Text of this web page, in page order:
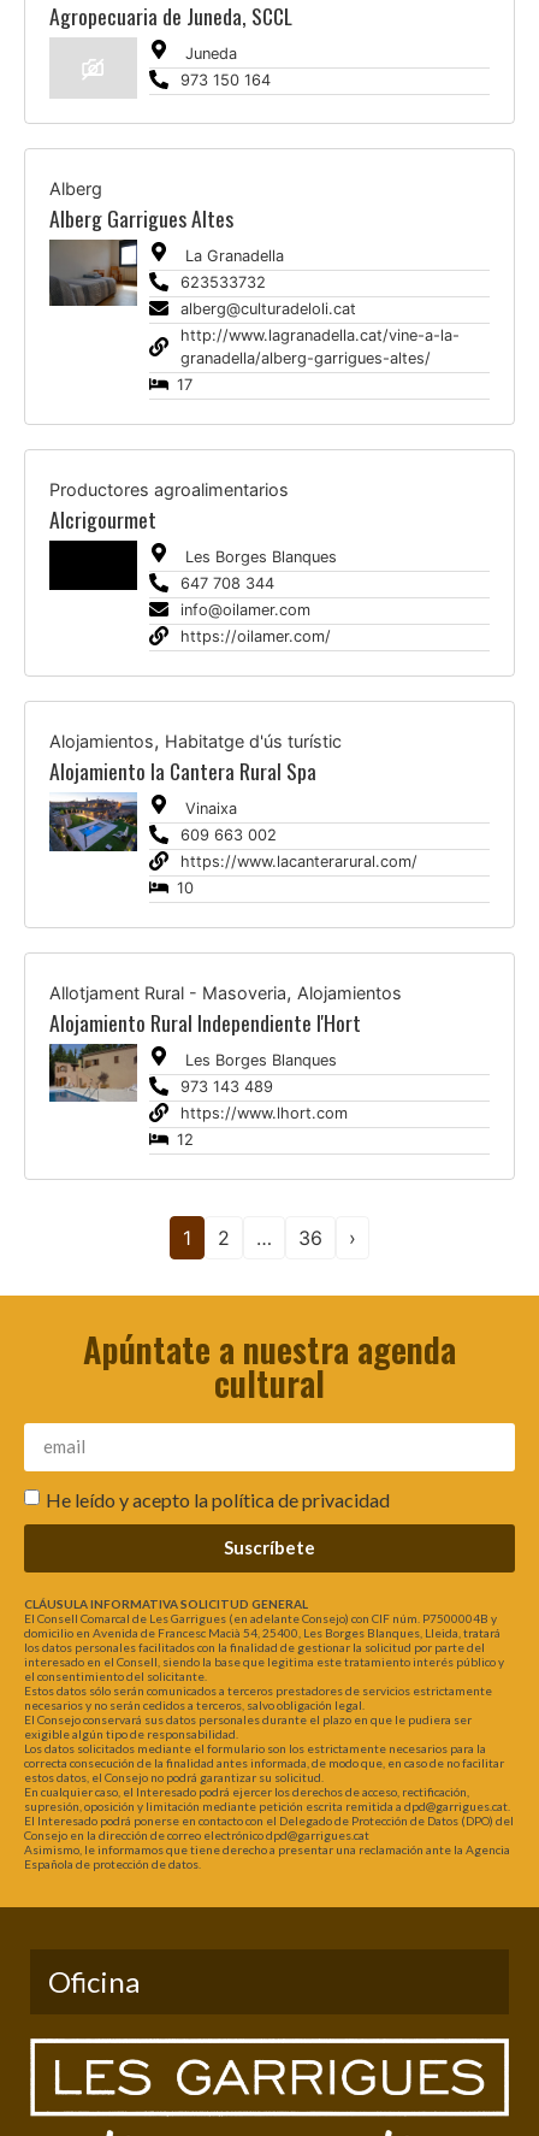
Agropecuaria de Juneda, SCCL
Juneda
973 150 164
Alberg
Alberg Garrigues Altes
La Granadella
623533732
alberg@culturadeloli.cat
http://www.lagranadella.cat/vine-a-la-
granadella/alberg-garrigues-altes/
17
Productores agroalimentarios
Alcrigourmet
Les Borges Blanques
647 708 344
info@oilamer.com
https://oilamer.com/
Alojamientos, Habitatge d'ús turístic
Alojamiento la Cantera Rural Spa
Vinaixa
609 663 002
https://www.lacanterarural.com/
10
Allotjament Rural - Masoveria, Alojamientos
Alojamiento Rural Independiente l'Hort
Les Borges Blanques
973 143 489
https://www.lhort.com
12
1 2 … 36 ›
Apúntate a nuestra agenda
cultural
He leído y acepto lapolítica de privacidad
Suscríbete
CLÁUSULA INFORMATIVA SOLICITUD GENERAL
El Consell Comarcal de Les Garrigues (en adelante Consejo) con CIF núm. P7500004B y
domicilio en Avenida de Francesc Macià 54, 25400, Les Borges Blanques, Lleida, tratará
los datos personales facilitados con la finalidad de gestionar la solicitud por parte del
interesado en el Consell, siendo la base que legitima este tratamiento interés público y
el consentimiento del solicitante.
Estos datos sólo serán comunicados a terceros prestadores de servicios estrictamente
necesarios y no serán cedidos a terceros, salvo obligación legal.
El Consejo conservará sus datos personales durante el plazo en que le pudiera ser
exigible algún tipo de responsabilidad.
Los datos solicitados mediante el formulario son los estrictamente necesarios para la
correcta consecución de la finalidad antes informada, de modo que, en caso de no facilitar
estos datos, el Consejo no podrá garantizar su solicitud.
En cualquier caso, el Interesado podrá ejercer los derechos de acceso, rectificación,
supresión, oposición y limitación mediante petición escrita remitida a dpd@garrigues.cat.
El Interesado podrá ponerse en contacto con el Delegado de Protección de Datos (DPO) del
Consejo en la dirección de correo electrónico dpd@garrigues.cat
Asimismo, le informamos que tiene derecho a presentar una reclamación ante la Agencia
Española de protección de datos.
Oficina